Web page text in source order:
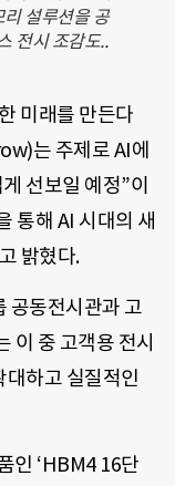
설루션을 공
전시 조감도..
미래를 만든다
는 주제로 AI에
선보일 예정”이
통해 AI 시대의 새
밝혔다.
공동전시관과 고
이 중 고객용 전시
대하고 실질적인
인 ‘HBM4 16단